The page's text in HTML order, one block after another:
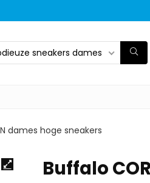
sneakers dames
dames hoge sneakers
Buffalo